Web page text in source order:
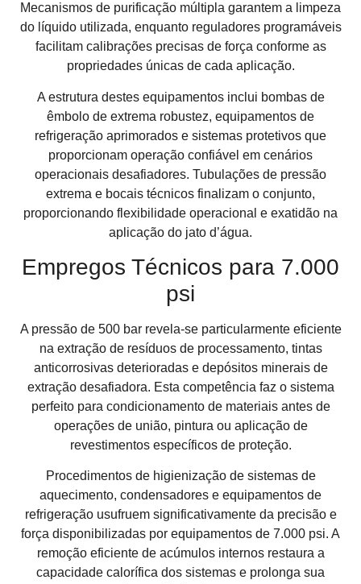
Mecanismos de purificação múltipla garantem a limpeza
do líquido utilizada, enquanto reguladores programáveis
facilitam calibrações precisas de força conforme as
propriedades únicas de cada aplicação.
A estrutura destes equipamentos inclui bombas de
êmbolo de extrema robustez, equipamentos de
refrigeração aprimorados e sistemas protetivos que
proporcionam operação confiável em cenários
operacionais desafiadores. Tubulações de pressão
extrema e bocais técnicos finalizam o conjunto,
proporcionando flexibilidade operacional e exatidão na
aplicação do jato d’água.
Empregos Técnicos para 7.000
psi
A pressão de 500 bar revela-se particularmente eficiente
na extração de resíduos de processamento, tintas
anticorrosivas deterioradas e depósitos minerais de
extração desafiadora. Esta competência faz o sistema
perfeito para condicionamento de materiais antes de
operações de união, pintura ou aplicação de
revestimentos específicos de proteção.
Procedimentos de higienização de sistemas de
aquecimento, condensadores e equipamentos de
refrigeração usufruem significativamente da precisão e
força disponibilizadas por equipamentos de 7.000 psi. A
remoção eficiente de acúmulos internos restaura a
capacidade calorífica dos sistemas e prolonga sua